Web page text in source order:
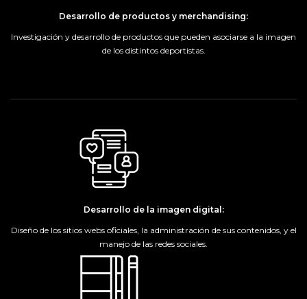
Desarrollo de productos y merchandising:
Investigación y desarrollo de productos que pueden asociarse a la imagen
de los distintos deportistas.
Desarrollo de la imagen digital:
Diseño de los sitios webs oficiales, la administración de sus contenidos, y el
manejo de las redes sociales.